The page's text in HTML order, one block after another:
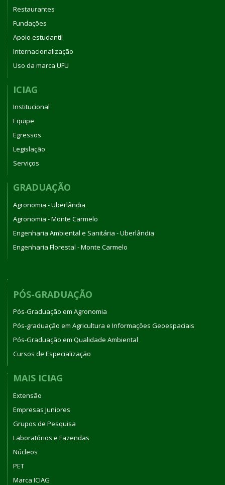
Restaurantes
Fundações
Apoio estudantil
Internacionalização
Uso da marca UFU
ICIAG
Institucional
Equipe
Egressos
Legislação
Serviços
GRADUAÇÃO
Agronomia - Uberlândia
Agronomia - Monte Carmelo
Engenharia Ambiental e Sanitária - Uberlândia
Engenharia Florestal - Monte Carmelo
PÓS-GRADUAÇÃO
Pós-Graduação em Agronomia
Pós-graduação em Agricultura e Informações Geoespaciais
Pós-Graduação em Qualidade Ambiental
Cursos de Especialização
MAIS ICIAG
Extensão
Empresas Juniores
Grupos de Pesquisa
Laboratórios e Fazendas
Núcleos
PET
Marca ICIAG